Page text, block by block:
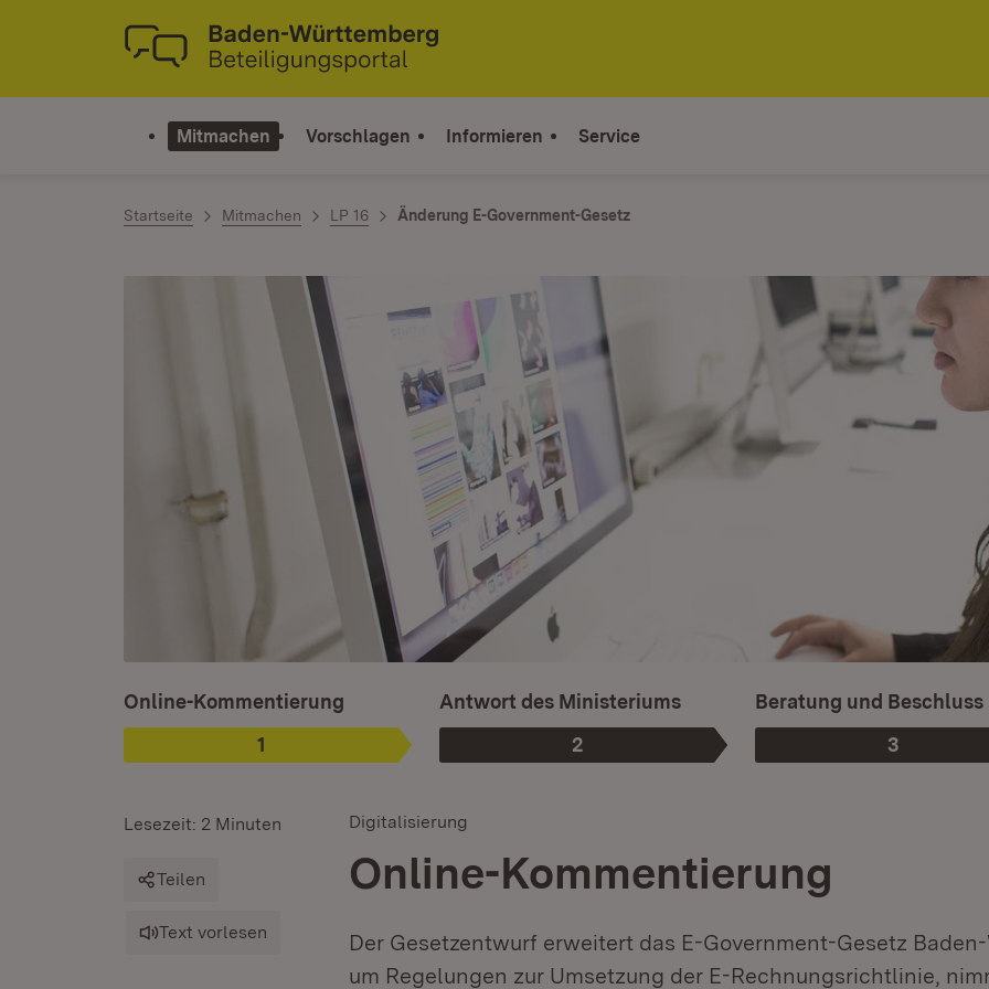
Zum Inhalt springen
Link zur Startseite
Mitmachen Vorschlagen Informieren Service
Startseite Mitmachen LP 16 Änderung E-Government-Gesetz
Phase
1
:
Ist ausgewählt.
Online-Kommentierung
Phase
2
:
Antwort des Ministeriums
Phase
3
:
Beratung und Beschluss
Digitalisierung
Online-Kommentierung
Der Gesetzentwurf erweitert das E-Government-Gesetz
um Regelungen zur Umsetzung der E-Rechnungsrichtlinie,
Lesezeit: 2 Minuten
Teilen
Text vorlesen